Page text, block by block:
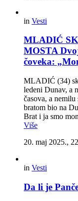
in Vesti
MLADIĆ
MOSTA
čoveka:
MLADIĆ (34)
ledeni Dunav, a
časova, a
bratom bio na
Brat i ja smo
Više
20. maj 2025.,
in Vesti
Da li je